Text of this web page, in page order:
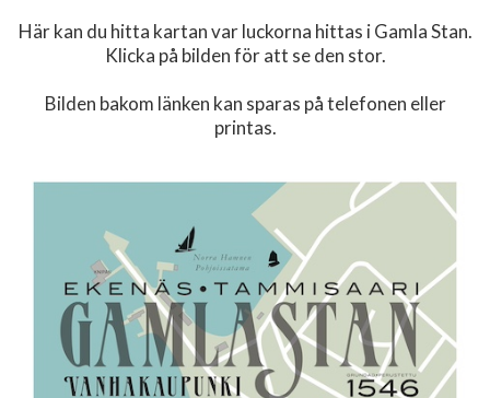
Här kan du hitta kartan var luckorna hittas i Gamla Stan.
Klicka på bilden för att se den stor.
Bilden bakom länken kan sparas på telefonen eller
printas.